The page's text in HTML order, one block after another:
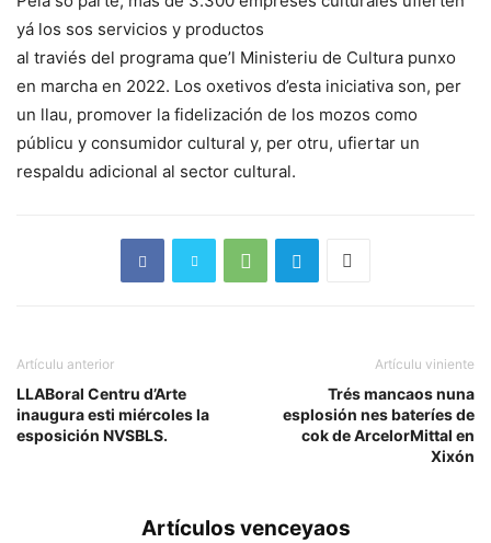
yá los sos servicios y productos
al traviés del programa que’l Ministeriu de Cultura punxo
en marcha en 2022. Los oxetivos d’esta iniciativa son, per
un llau, promover la fidelización de los mozos como
públicu y consumidor cultural y, per otru, ufiertar un
respaldu adicional al sector cultural.
Artículu anterior
LLABoral Centru d’Arte
inaugura esti miércoles la
esposición NVSBLS.
Artículu viniente
Trés mancaos nuna
esplosión nes bateríes de
cok de ArcelorMittal en
Xixón
Artículos venceyaos